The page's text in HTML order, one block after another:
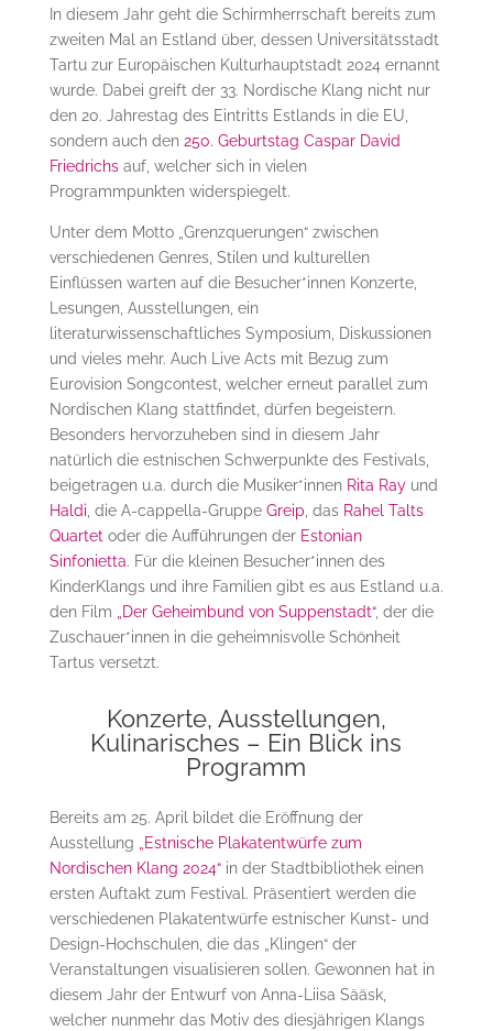
In diesem Jahr geht die Schirmherrschaft bereits zum
zweiten Mal an Estland über, dessen Universitätsstadt
Tartu zur Europäischen Kulturhauptstadt 2024 ernannt
wurde. Dabei greift der 33. Nordische Klang nicht nur
den 20. Jahrestag des Eintritts Estlands in die EU,
sondern auch den 250. Geburtstag Caspar David
Friedrichs auf, welcher sich in vielen
Programmpunkten widerspiegelt.
Unter dem Motto „Grenzquerungen“ zwischen
verschiedenen Genres, Stilen und kulturellen
Einflüssen warten auf die Besucher*innen Konzerte,
Lesungen, Ausstellungen, ein
literaturwissenschaftliches Symposium, Diskussionen
und vieles mehr. Auch Live Acts mit Bezug zum
Eurovision Songcontest, welcher erneut parallel zum
Nordischen Klang stattfindet, dürfen begeistern.
Besonders hervorzuheben sind in diesem Jahr
natürlich die estnischen Schwerpunkte des Festivals,
beigetragen u.a. durch die Musiker*innen Rita Rayund
Haldi , die A-cappella-Gruppe Greip , das Rahel Talts
Quartet oder die Aufführungen der Estonian
Sinfonietta. Für die kleinen Besucher*innen des
KinderKlangs und ihre Familien gibt es aus Estland u.a.
den Film
„Der Geheimbund von Suppenstadt“, der die
Zuschauer*innen in die geheimnisvolle Schönheit
Tartus versetzt.
Konzerte, Ausstellungen,
Kulinarisches – Ein Blick ins
Programm
Bereits am 25. April bildet die Eröffnung der
Ausstellung
„Estnische Plakatentwürfe zum
Nordischen Klang 2024“in der Stadtbibliothek einen
ersten Auftakt zum Festival. Präsentiert werden die
verschiedenen Plakatentwürfe estnischer Kunst- und
Design-Hochschulen, die das „Klingen“ der
Veranstaltungen visualisieren sollen. Gewonnen hat in
diesem Jahr der Entwurf von Anna-Liisa Sääsk,
welcher nunmehr das Motiv des diesjährigen Klangs